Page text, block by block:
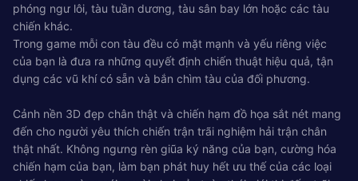
phóng ngư lôi, tàu tuần dương, tàu sân bay lớn hoặc các tàu
chiến khác.
Trong game mỗi con tàu đều có mặt mạnh và yếu riêng việc
của bạn là đưa ra những quyết định chiến thuật hiệu quả, tận
dụng các vũ khí có sẵn và bắn chìm tàu ​​của đối phương.
Cảnh nền 3D đẹp chân thật và chiến hạm đồ họa sắt nét mang
đến cho người yêu thích chiến trận trãi nghiệm hải trận chân
thật nhất. Không ngưng rèn giũa ký năng của bạn, cường hóa
chiến hạm của bạn, làm bạn phát huy hết ưu thế của các loại